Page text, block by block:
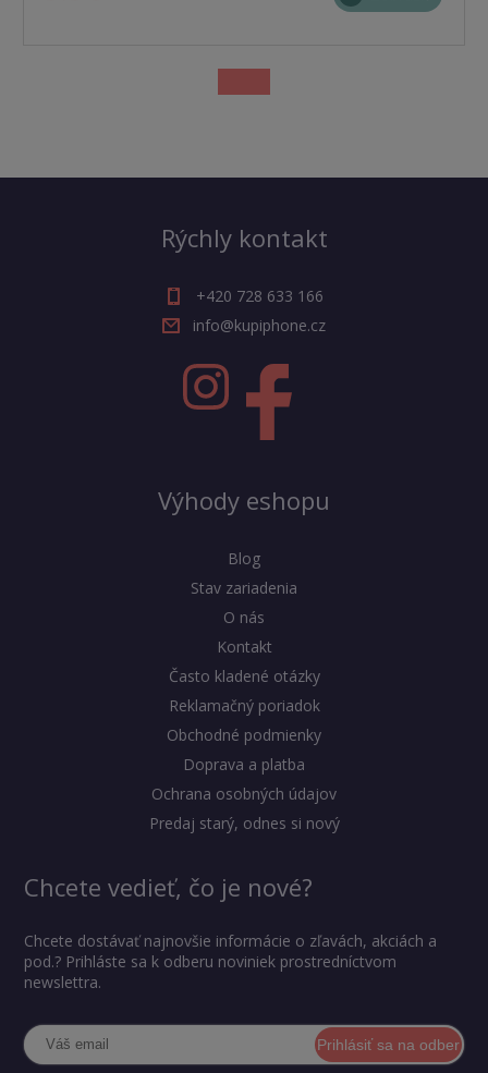
Rýchly kontakt
+420 728 633 166
info@kupiphone.cz
Výhody eshopu
Blog
Stav zariadenia
O nás
Kontakt
Často kladené otázky
Reklamačný poriadok
Obchodné podmienky
Doprava a platba
Ochrana osobných údajov
Predaj starý, odnes si nový
Chcete vedieť, čo je nové?
Chcete dostávať najnovšie informácie o zľavách, akciách a
pod.? Prihláste sa k odberu noviniek prostredníctvom
newslettra.
Prihlásiť sa na odber